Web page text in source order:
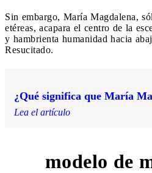
Sin embargo, María Magdalena,
etéreas, acapara el centro de la
y hambrienta humanidad hacia
Resucitado.
¿Qué significa que María
Lea el artículo
modelo de